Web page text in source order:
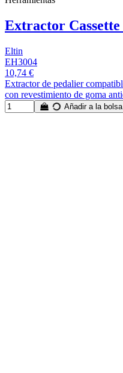
Extractor
Eltin
EH3004
10,74 €
Extractor de pedalier
con revestimiento de goma
Añadir a la bolsa